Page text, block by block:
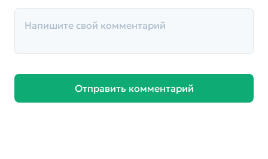
Отправить комментарий